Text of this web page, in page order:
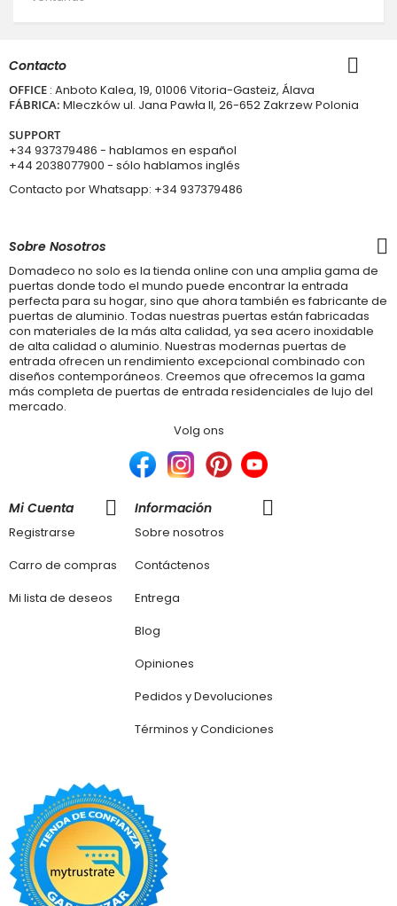
Contacto
OFFICE : Anboto Kalea, 19, 01006 Vitoria-Gasteiz, Álava
FÁBRICA: Mleczków ul. Jana Pawła II, 26-652 Zakrzew Polonia
SUPPORT
+34 937379486 - hablamos en español
+44 2038077900 - sólo hablamos inglés
Contacto por Whatsapp: +34 937379486
Sobre Nosotros
Domadeco no solo es la tienda online con una amplia gama de
puertas donde todo el mundo puede encontrar la entrada
perfecta para su hogar, sino que ahora también es fabricante de
puertas de aluminio. Todas nuestras puertas están fabricadas
con materiales de la más alta calidad, ya sea acero inoxidable
de alta calidad o aluminio. Nuestras modernas puertas de
entrada ofrecen un rendimiento excepcional combinado con
diseños contemporáneos. Creemos que ofrecemos la gama
más completa de puertas de entrada residenciales de lujo del
mercado.
Volg ons
Mi Cuenta
Registrarse
Carro de compras
Mi lista de deseos
Información
Sobre nosotros
Contáctenos
Entrega
Blog
Opiniones
Pedidos y Devoluciones
Términos y Condiciones